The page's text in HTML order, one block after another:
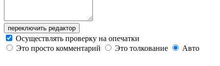
переключить редактор
Осуществлять проверку на опечатки
Это просто комментарий
Это толкование Авто